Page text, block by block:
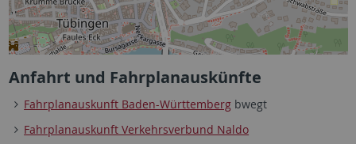
Anfahrt und Fahrplanauskünfte
Fahrplanauskunft Baden-Württemberg bwegt
Fahrplanauskunft Verkehrsverbund Naldo